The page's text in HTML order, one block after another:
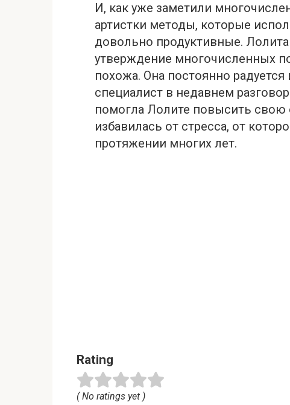
И, как уже заметили
артистки методы, которые
довольно продуктивные.
утверждение многочисленных
похожа. Она постоянно
специалист в недавнем
помогла Лолите повысить свою
избавилась от стреccа, от
протяжении многих лет.
Rating
( No ratings yet )